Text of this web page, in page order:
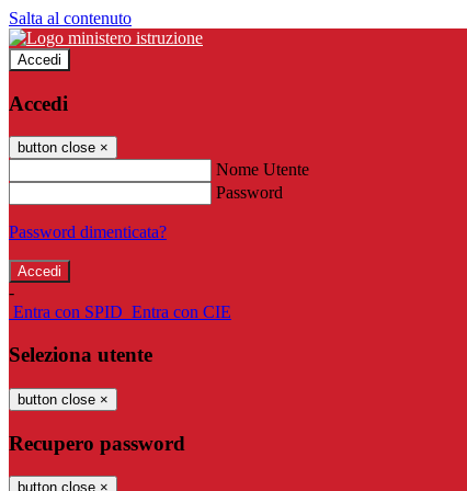
Salta al contenuto
Accedi
Accedi
button close ×
Nome Utente
Password
Password dimenticata?
-
Entra con SPID Entra con CIE
Seleziona utente
button close ×
Recupero password
button close ×